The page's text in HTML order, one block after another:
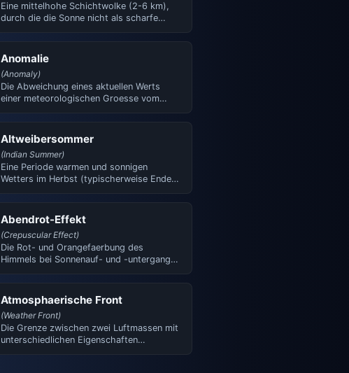
Eine mittelhohe Schichtwolke (2-6 km),
durch die die Sonne nicht als scharfe
Anomalie
(Anomaly)
Die Abweichung eines aktuellen Werts
einer meteorologischen Groesse vom
Altweibersommer
(Indian Summer)
Eine Periode warmen und sonnigen
Wetters im Herbst (typischerweise Ende
Abendrot-Effekt
(Crepuscular Effect)
Die Rot- und Orangefaerbung des
Himmels bei Sonnenauf- und -untergang.
Atmosphaerische Front
(Weather Front)
Die Grenze zwischen zwei Luftmassen mit
unterschiedlichen Eigenschaften